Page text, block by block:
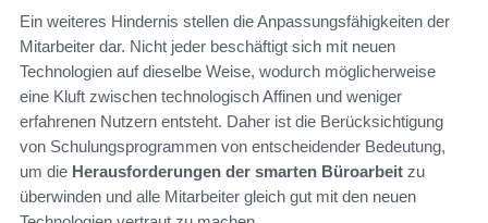
Ein weiteres Hindernis stellen die Anpassungsfähigkeiten der
Mitarbeiter dar. Nicht jeder beschäftigt sich mit neuen
Technologien auf dieselbe Weise, wodurch möglicherweise
eine Kluft zwischen technologisch Affinen und weniger
erfahrenen Nutzern entsteht. Daher ist die Berücksichtigung
von Schulungsprogrammen von entscheidender Bedeutung,
um die Herausforderungen der smarten Büroarbeit zu
überwinden und alle Mitarbeiter gleich gut mit den neuen